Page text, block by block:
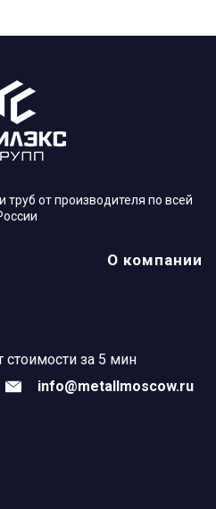
труб от производителя по всей
О компании
стоимости за 5 мин
info@metallmoscow.ru